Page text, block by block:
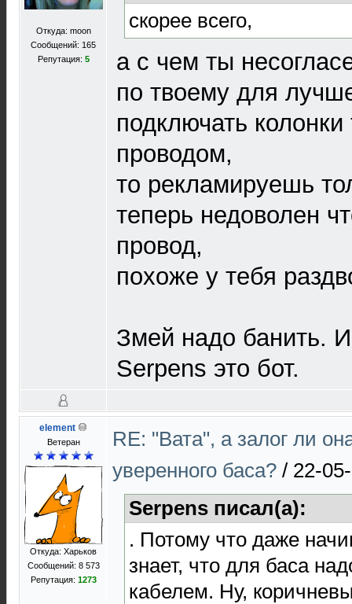
Откуда: moon
Сообщений: 165
Репутация: 5
скорее всего,
а с чем ты
по твоему для
подключать
проводом,
то рекламируешь
теперь недоволен
провод,
похоже у тебя
Змей надо банить.
Serpens это бот.
element
Ветеран
Откуда: Харьков
Сообщений: 8 573
Репутация: 1273
RE: "Вата", а залог ли
уверенного баса? / 22-
Serpens писал(а):
. Потому что даже
знает, что для баса
кабелем. Ну,